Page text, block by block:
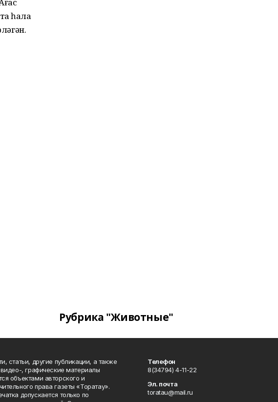
һала
Рубрика "Животные"
статьи, другие публикации, а также
, графические материалы
объектами авторского и
права газеты «Торатау».
допускается только по
Телефон
8(34794) 4-11-22
Эл. почта
toratau@mail.ru